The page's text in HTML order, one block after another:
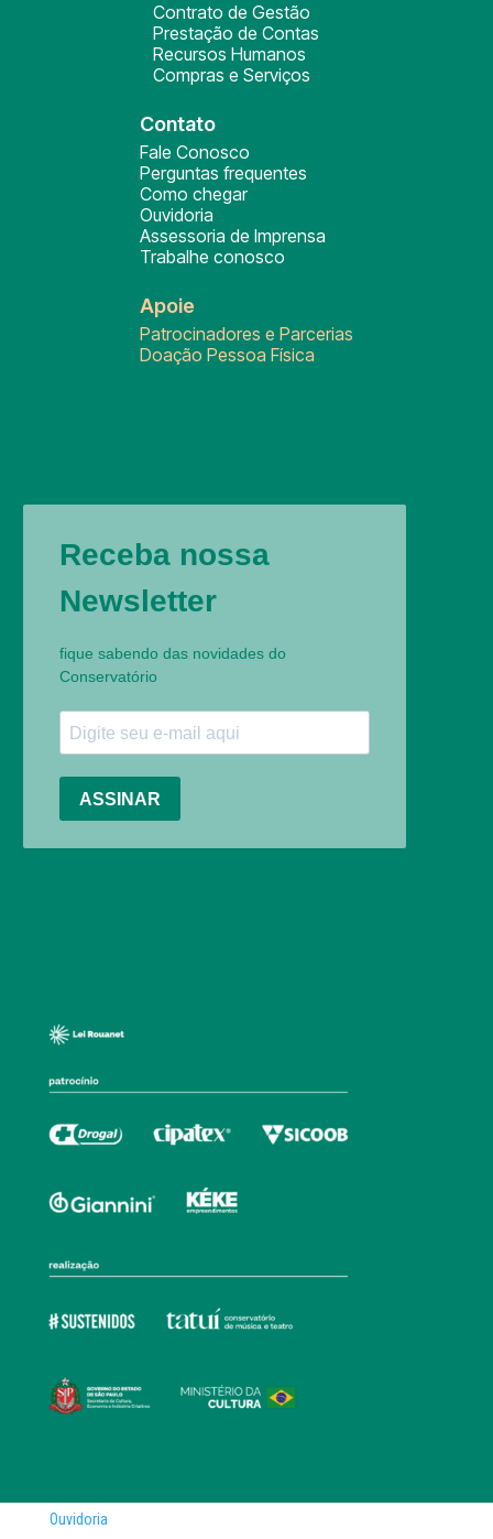
Contrato de Gestão
Prestação de Contas
Recursos Humanos
Compras e Serviços
Contato
Fale Conosco
Perguntas frequentes
Como chegar
Ouvidoria
Assessoria de Imprensa
Trabalhe conosco
Apoie
Patrocinadores e Parcerias
Doação Pessoa Física
Ouvidoria